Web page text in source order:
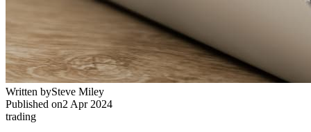
Written bySteve Miley
Published on2 Apr 2024
trading